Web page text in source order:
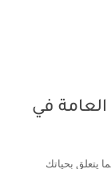
أبراج اليوم الثلاثاء 28يوليو 2026 العامة في
يتعلق بحياتك